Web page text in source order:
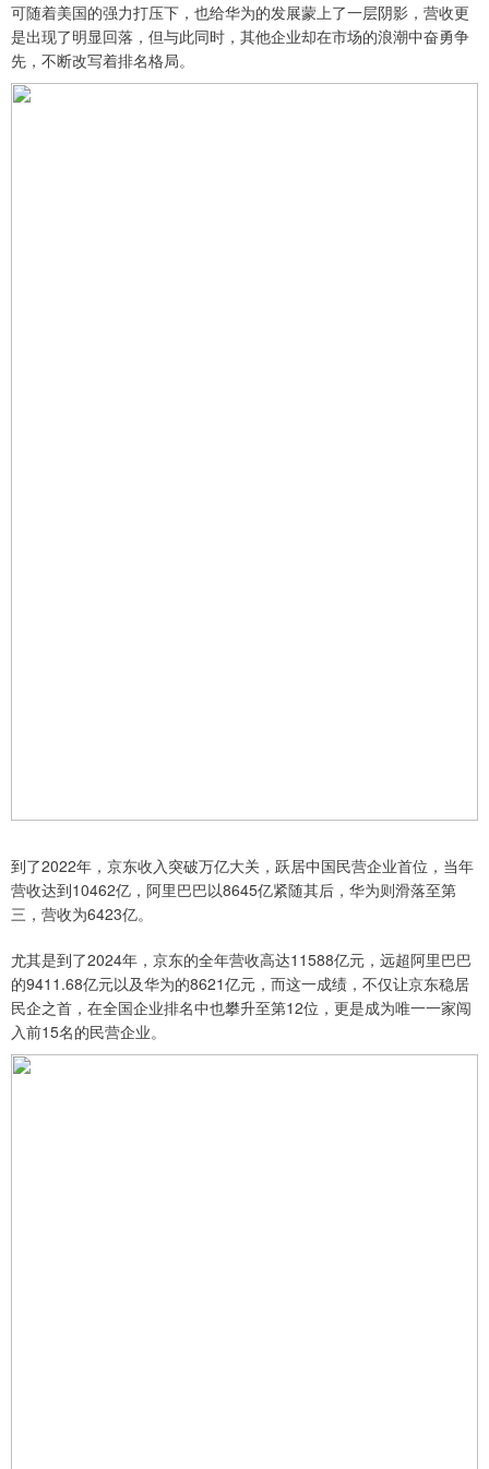
可随着美国的强力打压下，也给华为的发展蒙上了一层阴影，营收更
是出现了明显回落，但与此同时，其他企业却在市场的浪潮中奋勇争
先，不断改写着排名格局。
到了2022年，京东收入突破万亿大关，跃居中国民营企业首位，当年
营收达到10462亿，阿里巴巴以8645亿紧随其后，华为则滑落至第
三，营收为6423亿。
尤其是到了2024年，京东的全年营收高达11588亿元，远超阿里巴巴
的9411.68亿元以及华为的8621亿元，而这一成绩，不仅让京东稳居
民企之首，在全国企业排名中也攀升至第12位，更是成为唯一一家闯
入前15名的民营企业。